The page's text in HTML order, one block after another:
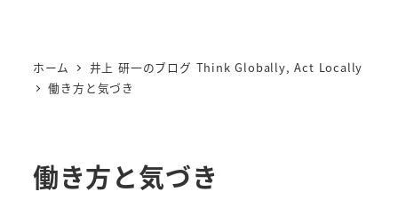
ホーム
井上 研一のブログ Think Globally, Act Locally
働き方と気づき
働き方と気づき